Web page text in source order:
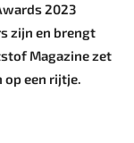
2023
zijn en brengt
Magazine zet
op een rijtje.